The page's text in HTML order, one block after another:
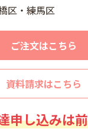
区・練馬区
ご注文はこちら
資料請求はこちら
申し込みは